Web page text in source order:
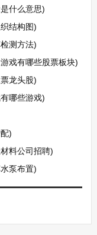
什么意思)
结构图)
测方法)
戏有哪些股票板块)
龙头股)
哪些游戏)
)
料公司招聘)
泵布置)